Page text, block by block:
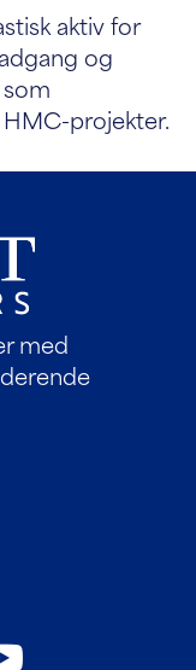
aktiv for
og
projekter.
med